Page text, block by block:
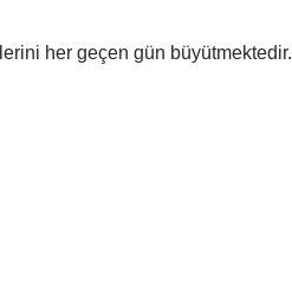
her geçen gün büyütmektedir.